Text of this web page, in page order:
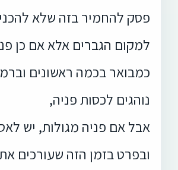
פסק להחמיר בזה שלא
למקום הגברים אלא אם כן
כמבואר בכמה ראשונים
נוהגים לכסות פניה,
אבל אם פניה מגולות, יש
ובפרט בזמן הזה שעורכים